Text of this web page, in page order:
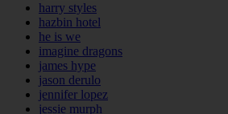
harry styles
hazbin hotel
he is we
imagine dragons
james hype
jason derulo
jennifer lopez
jessie murph